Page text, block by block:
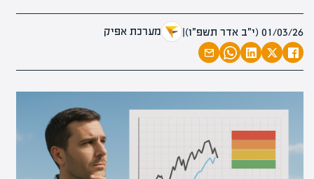
01/03/26 (י״ב אדר תשפ״ו) | מערכת אפיק